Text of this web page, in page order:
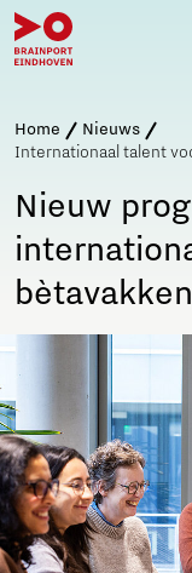
Home
Nieuws
Internationaal talent
Nieuw